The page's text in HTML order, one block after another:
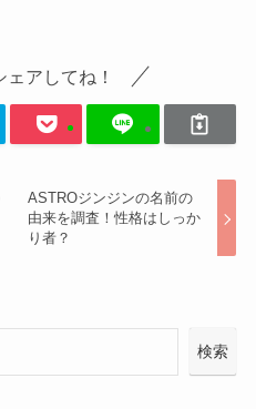
アしてね！
ASTROジンジンの名前の
由来を調査！性格はしっか
り者？
検索